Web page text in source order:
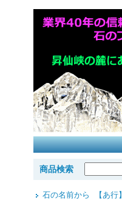
商品検索
石の名前から 【あ行】